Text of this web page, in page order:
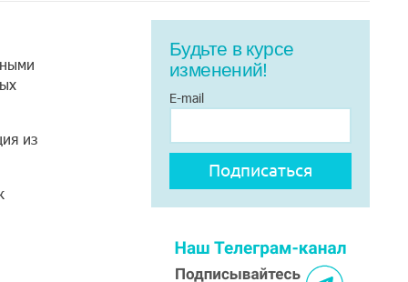
из
Будьте в курсе
изменений!
E-mail